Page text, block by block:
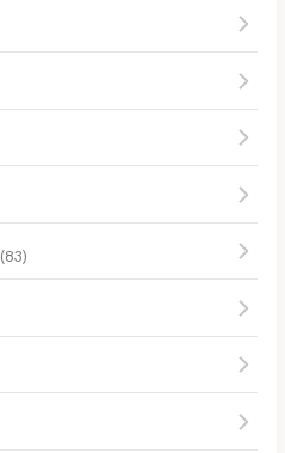
(83)